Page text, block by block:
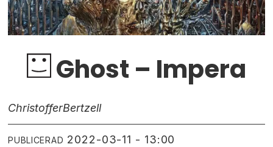
Ghost – Impera
ChristofferBertzell
PUBLICERAD 2022-03-11 - 13:00